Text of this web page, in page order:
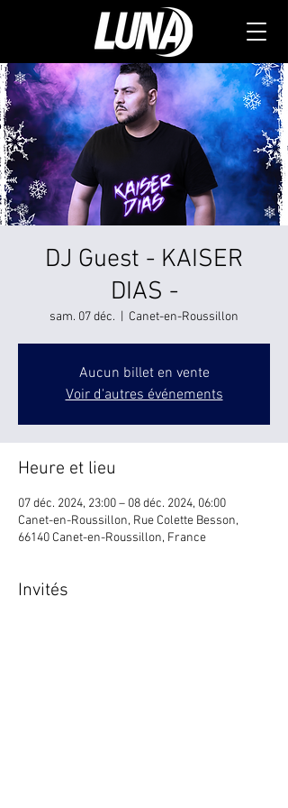
DJ Guest - KAISER
DIAS -
sam. 07 déc. Canet-en-Roussillon
Aucun billet en vente
Voir d'autres événements
Heure et lieu
07 déc. 2024, 23:00 – 08 déc. 2024, 06:00
Canet-en-Roussillon, Rue Colette Besson,
66140 Canet-en-Roussillon, France
Invités